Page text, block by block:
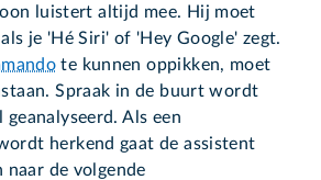
luistert altijd mee. Hij moet
je 'Hé Siri' of 'Hey Google' zegt.
te kunnen oppikken, moet
Spraak in de buurt wordt
geanalyseerd. Als een
herkend gaat de assistent
naar de volgende